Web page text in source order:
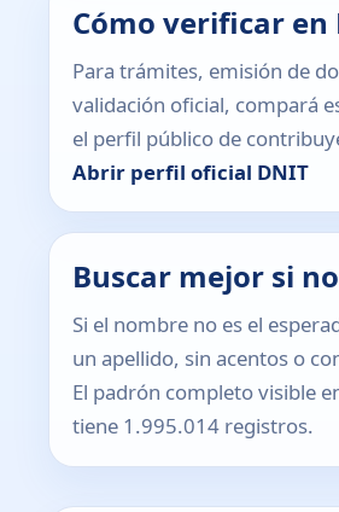
Cómo verificar en
Para trámites, emisión de
validación oficial, compará
el perfil público de
Abrir perfil oficial DNIT
Buscar mejor si
Si el nombre no es el
un apellido, sin acentos o
El padrón completo visible
tiene 1.995.014 registros.